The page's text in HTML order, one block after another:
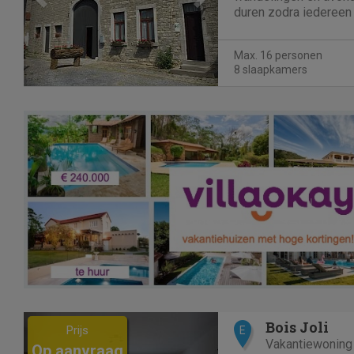
duren zodra
Met ruimte voor
Max. 16 personen
8 slaapkamers
Previous Next
Prijs E Bois Joli
Vakantiewoning